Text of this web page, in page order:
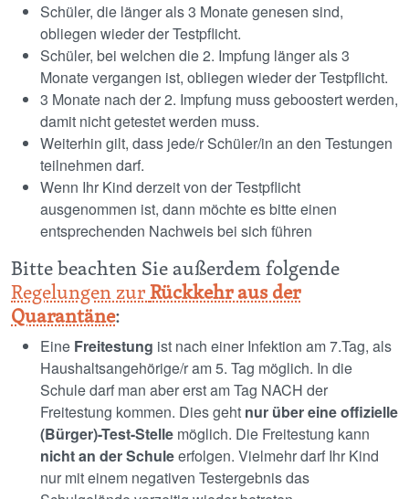
Schüler, die länger als 3 Monate genesen sind,
obliegen wieder der Testpflicht.
Schüler, bei welchen die 2. Impfung länger als 3
Monate vergangen ist, obliegen wieder der Testpflicht.
3 Monate nach der 2. Impfung muss geboostert werden,
damit nicht getestet werden muss.
Weiterhin gilt, dass jede/r Schüler/in an den Testungen
teilnehmen darf.
Wenn Ihr Kind derzeit von der Testpflicht
ausgenommen ist, dann möchte es bitte einen
entsprechenden Nachweis bei sich führen
Bitte beachten Sie außerdem folgende
Regelungen zurRückkehr aus der
Quarantäne:
Eine Freitestung ist nach einer Infektion am 7.Tag, als
Haushaltsangehörige/r am 5. Tag möglich. In die
Schule darf man aber erst am Tag NACH der
Freitestung kommen. Dies geht nur über eine offizielle
(Bürger)-Test-Stelle möglich. Die Freitestung kann
nicht an der Schuleerfolgen. Vielmehr darf Ihr Kind
nur mit einem negativen Testergebnis das